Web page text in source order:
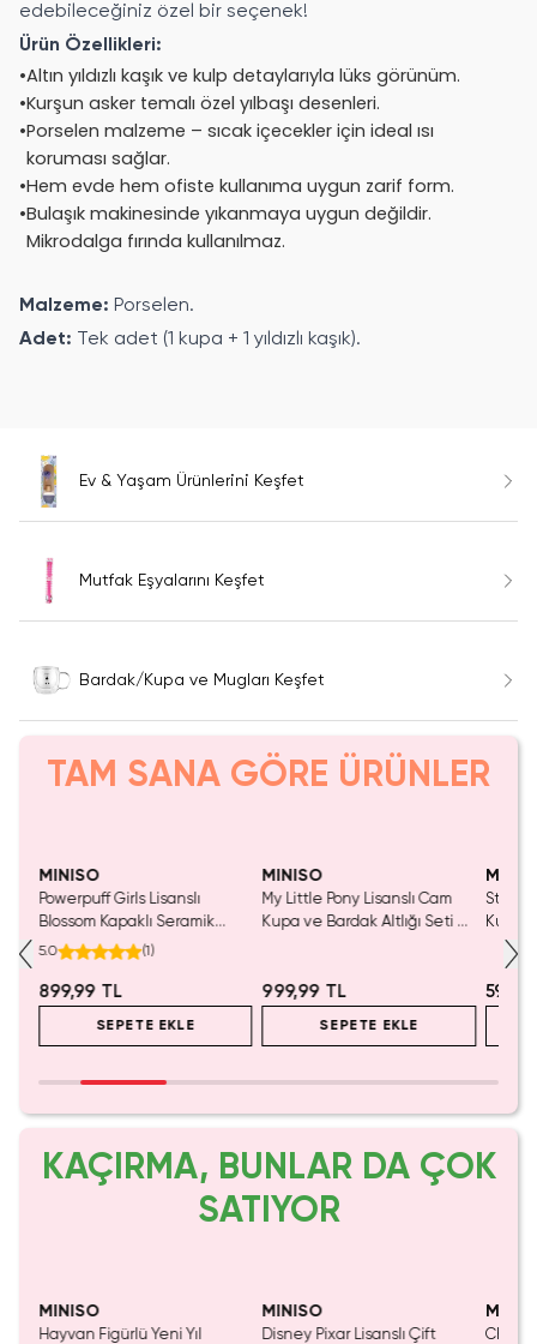
edebileceğiniz özel bir seçenek!
Ürün Özellikleri:
•Altın yıldızlı kaşık ve kulp detaylarıyla lüks görünüm.
•Kurşun asker temalı özel yılbaşı desenleri.
•Porselen malzeme – sıcak içecekler için ideal ısı
koruması sağlar.
•Hem evde hem ofiste kullanıma uygun zarif form.
•Bulaşık makinesinde yıkanmaya uygun değildir.
Mikrodalga fırında kullanılmaz.
Malzeme: Porselen.
Adet: Tek adet (1 kupa + 1 yıldızlı kaşık).
Ev & Yaşam Ürünlerini Keşfet
Mutfak Eşyalarını Keşfet
Bardak/Kupa ve Mugları Keşfet
TAM SANA GÖRE ÜRÜNLER
MINISO
Powerpuff Girls Lisanslı
Blossom Kapaklı Seramik
Bardak Pembe 340 mL 8 Cm
5.0 (1)
899,99 TL
SEPETE EKLE
MINISO
My Little Pony Lisanslı Cam
Kupa ve Bardak Altlığı Seti –
999,99 TL
SEPETE EKLE
Star
Kupa
KAÇIRMA, BUNLAR DA ÇOK
SATIYOR
MINISO
Hayvan Figürlü Yeni Yıl
MINISO
Disney Pixar Lisanslı Çift